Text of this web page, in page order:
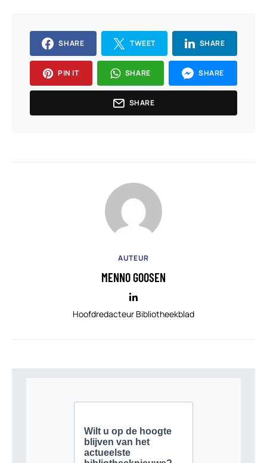
SHARE TWEET SHARE
PIN IT SHARE SHARE
SHARE
AUTEUR
MENNO GOOSEN
Hoofdredacteur Bibliotheekblad